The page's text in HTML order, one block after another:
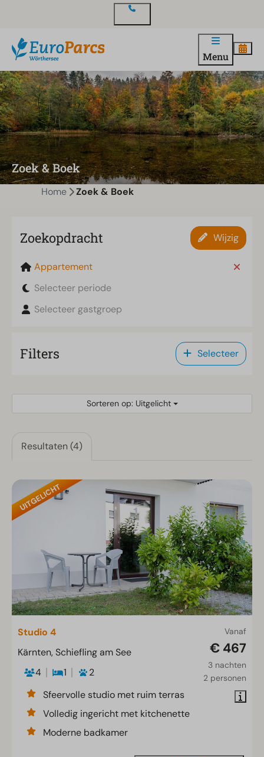
Menu
Zoek & Boek
Home Zoek & Boek
Zoekopdracht Wijzig
Appartement
Selecteer periode
Selecteer gastgroep
Filters Selecteer
Sorteren op: Uitgelicht
Resultaten (4)
UITGELICHT
Vanaf
€ 467
3 nachten
2 personen
Studio 4
Kärnten, Schiefling am See
4
1
2
Sfeervolle studio met ruim terras
Volledig ingericht met kitchenette
Moderne badkamer